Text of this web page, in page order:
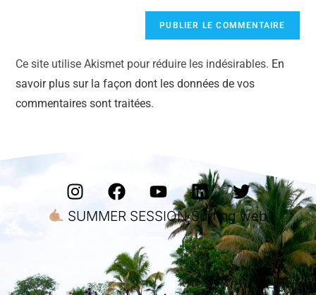
Ce site utilise Akismet pour réduire les indésirables. En
savoir plus sur la façon dont les données de vos
commentaires sont traitées.
SUMMER SESSION Surfing web